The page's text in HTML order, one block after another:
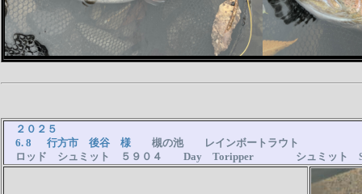
２０２５
6. 8 行方市 後谷 様
槻の池 レインボートラウト
ロッド シュミット ５９０４ Day Toripper シュミット